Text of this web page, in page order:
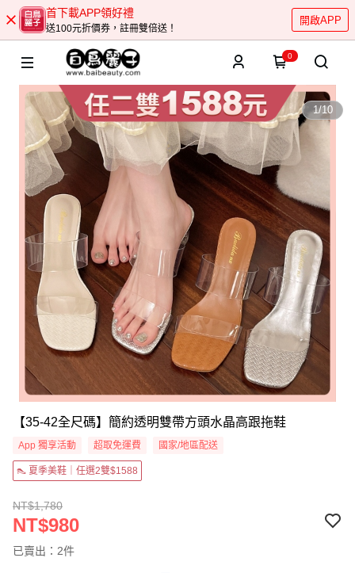
首下載APP領好禮
送100元折價券，註冊雙倍送！
開啟APP
0
1/10
【35-42全尺碼】簡約透明雙帶方頭水晶高跟拖鞋
App 獨享活動 超取免運費 國家/地區配送
👠 夏季美鞋｜任選2雙$1588
NT$1,780
NT$980
已賣出：2件